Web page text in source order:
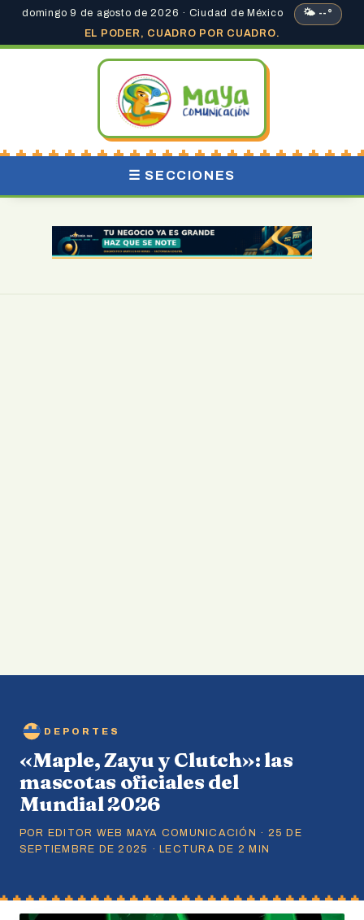
domingo 9 de agosto de 2026 · Ciudad de México
🌤 --°
EL PODER, CUADRO POR CUADRO.
☰ SECCIONES
DEPORTES
«Maple, Zayu y Clutch»: las
mascotas oficiales del
Mundial 2026
POR EDITOR WEB MAYA COMUNICACIÓN · 25 DE
SEPTIEMBRE DE 2025 · LECTURA DE 2 MIN